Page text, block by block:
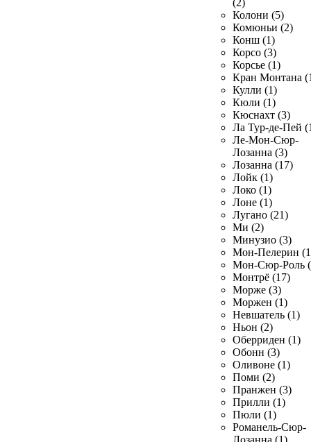
(2)
Колони (5)
Комюньи (2)
Конш (1)
Корсо (3)
Корсье (1)
Кран Монтана
Кулли (1)
Кюли (1)
Кюснахт (3)
Ла Тур-де-Пей
Ле-Мон-Сюр-
Лозанна (3)
Лозанна (17)
Лойк (1)
Локо (1)
Лоне (1)
Лугано (21)
Ми (2)
Минузио (3)
Мон-Пелерин
Мон-Сюр-Роль
Монтрё (17)
Морже (3)
Моржен (1)
Невшатель (1)
Ньон (2)
Оберриден (1)
Обонн (3)
Оливоне (1)
Поми (2)
Пранжен (3)
Прилли (1)
Пюли (1)
Романель-Сюр-
Лозанна (1)